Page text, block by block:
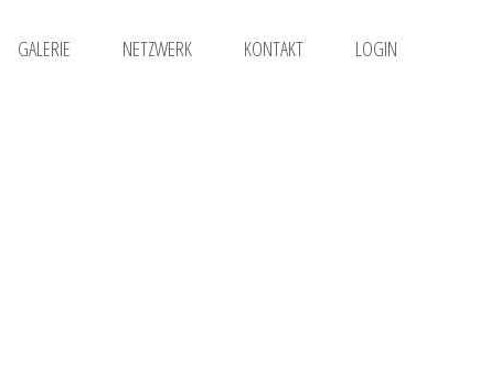
GALERIE NETZWERK KONTAKT LOGIN